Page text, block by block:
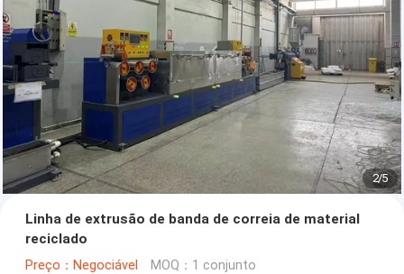
2/5
Linha de extrusão de banda de correia de material
reciclado
Preço：Negociável MOQ：1 conjunto